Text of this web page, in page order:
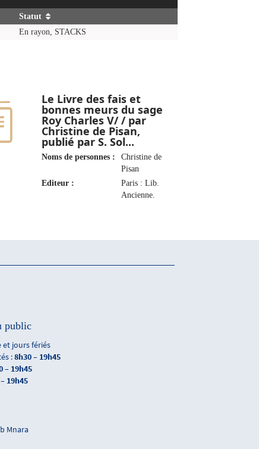
Statut
En rayon, STACKS
Le Livre des fais et
bonnes meurs du sage
Roy Charles V/ / par
Christine de Pisan,
publié par S. Sol...
Noms de personnes :
Christine de
Pisan
Editeur :
Paris : Lib.
Ancienne.
public
et jours fériés
:8h30 – 19h45
– 19h45
19h45
Mnara